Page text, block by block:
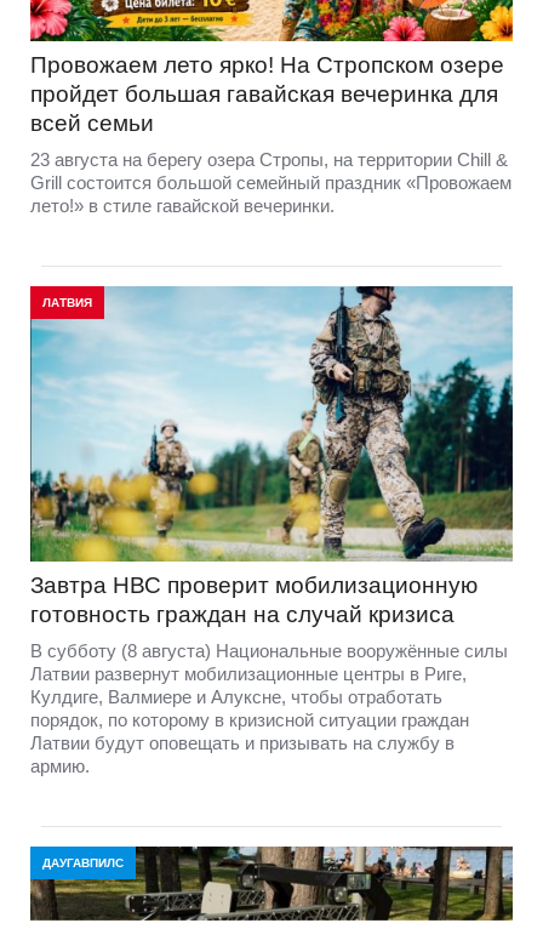
Провожаем лето ярко! На Стропском озере
пройдет большая гавайская вечеринка для
всей семьи
23 августа на берегу озера Стропы, на территории Chill &
Grill состоится большой семейный праздник «Провожаем
лето!» в стиле гавайской вечеринки.
ЛАТВИЯ
Завтра НВС проверит мобилизационную
готовность граждан на случай кризиса
В субботу (8 августа) Национальные вооружённые силы
Латвии развернут мобилизационные центры в Риге,
Кулдиге, Валмиере и Алуксне, чтобы отработать
порядок, по которому в кризисной ситуации граждан
Латвии будут оповещать и призывать на службу в
армию.
ДАУГАВПИЛС